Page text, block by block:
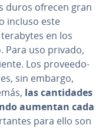
duros ofrecen gran
incluso este
en los
Para uso privado,
Los pro­vee­do­
sin embargo,
las ca­n­ti­da­des
aumentan cada
para ello son